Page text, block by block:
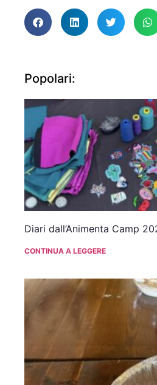
Popolari:
Diari dall’Animenta Camp
CONTINUA A LEGGERE